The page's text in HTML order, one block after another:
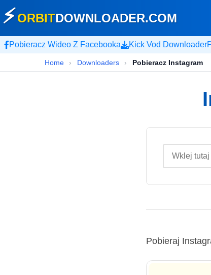
⚡ORBITDOWNLOADER.COM
Pobieracz Wideo Z Facebooka Kick Vod Downloader
Home › Downloaders › Pobieracz Instagram
Pobieraj